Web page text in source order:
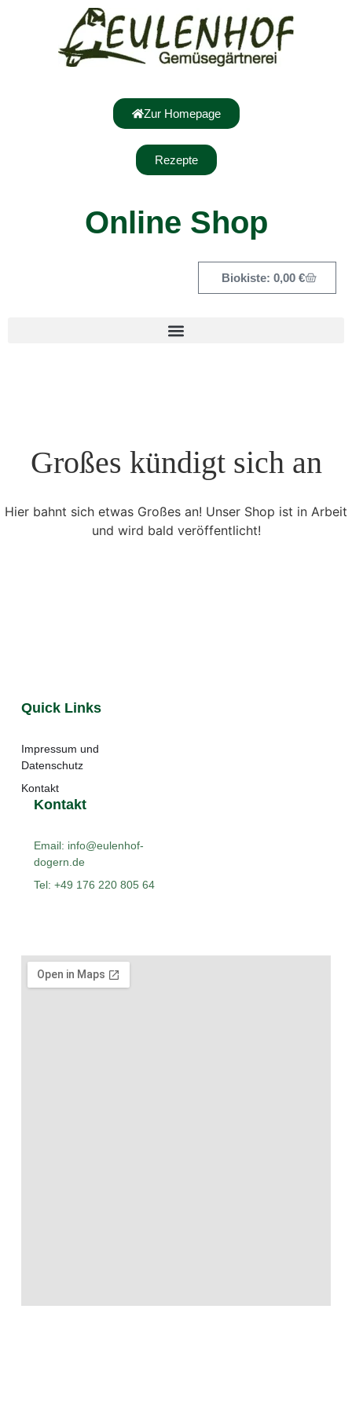
Zur Homepage
Rezepte
Online Shop
0,00 €
Großes kündigt sich an
Hier bahnt sich etwas Großes an! Unser Shop ist in Arbeit
und wird bald veröffentlicht!
Quick Links
Impressum und
Datenschutz
Kontakt
Kontakt
Email: info@eulenhof-
dogern.de
Tel: +49 176 220 805 64